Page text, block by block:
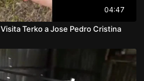
04:47
Terko a Jose Pedro Cristina